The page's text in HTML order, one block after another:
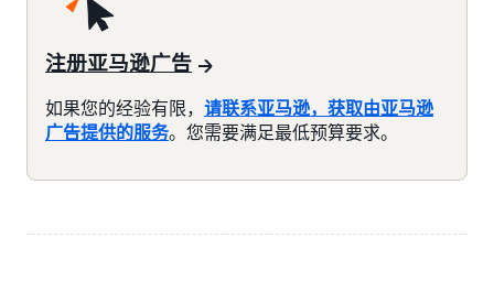
注册亚马逊广告
如果您的经验有限， 请联系亚马逊，获取由亚马逊
广告提供的服务。您需要满足最低预算要求。